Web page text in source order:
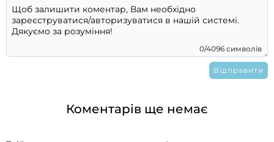
0/4096 символів
Коментарів ще немає